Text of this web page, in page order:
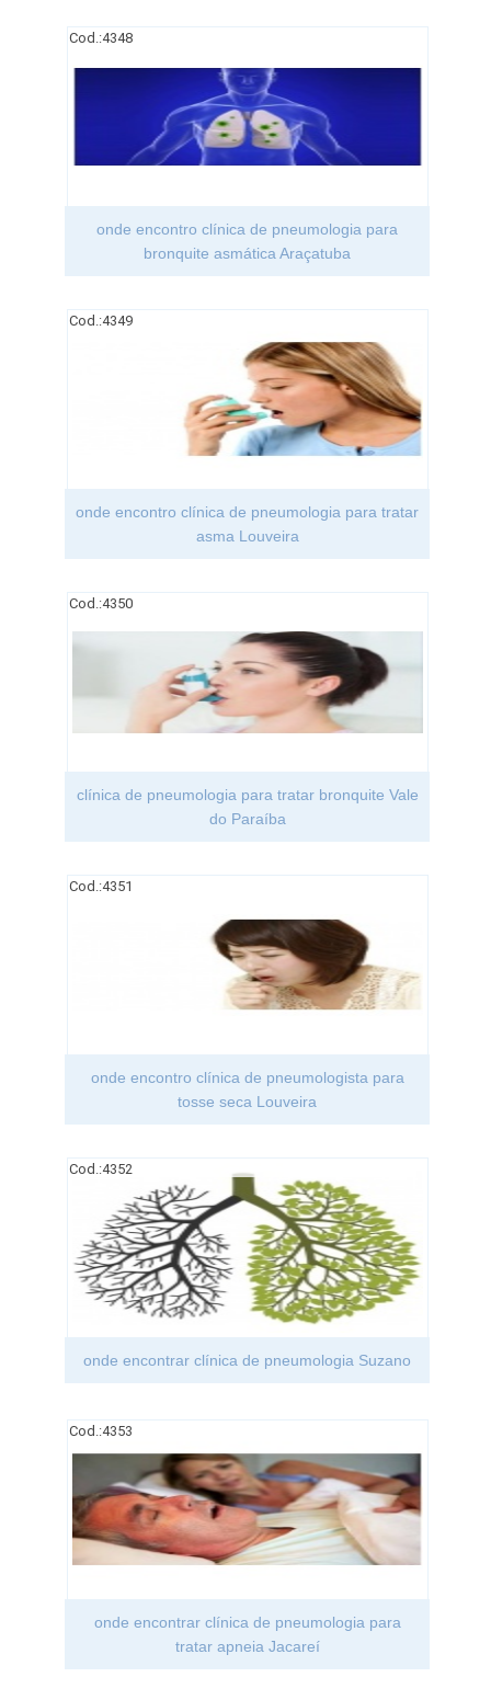
Cod.:4348
onde encontro clínica de pneumologia para
bronquite asmática Araçatuba
Cod.:4349
onde encontro clínica de pneumologia para tratar
asma Louveira
Cod.:4350
clínica de pneumologia para tratar bronquite Vale
do Paraíba
Cod.:4351
onde encontro clínica de pneumologista para
tosse seca Louveira
Cod.:4352
onde encontrar clínica de pneumologia Suzano
Cod.:4353
onde encontrar clínica de pneumologia para
tratar apneia Jacareí